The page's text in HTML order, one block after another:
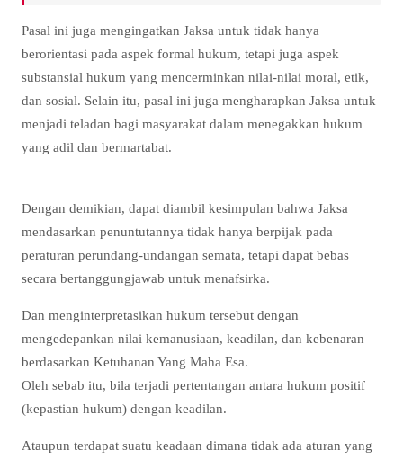
Pasal ini juga mengingatkan Jaksa untuk tidak hanya
berorientasi pada aspek formal hukum, tetapi juga aspek
substansial hukum yang mencerminkan nilai-nilai moral, etik,
dan sosial. Selain itu, pasal ini juga mengharapkan Jaksa untuk
menjadi teladan bagi masyarakat dalam menegakkan hukum
yang adil dan bermartabat.
Dengan demikian, dapat diambil kesimpulan bahwa Jaksa
mendasarkan penuntutannya tidak hanya berpijak pada
peraturan perundang-undangan semata, tetapi dapat bebas
secara bertanggungjawab untuk menafsirka.
Dan menginterpretasikan hukum tersebut dengan
mengedepankan nilai kemanusiaan, keadilan, dan kebenaran
berdasarkan Ketuhanan Yang Maha Esa.
Oleh sebab itu, bila terjadi pertentangan antara hukum positif
(kepastian hukum) dengan keadilan.
Ataupun terdapat suatu keadaan dimana tidak ada aturan yang